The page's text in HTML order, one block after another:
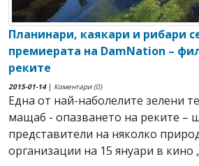
Планинари, каякари и рибари
премиерата на DamNation –
реките
2015-01-14| Коментари (0)
Една от най-наболелите зелени
мащаб - опазването на реките –
представители на няколко
организации на 15 януари в кино